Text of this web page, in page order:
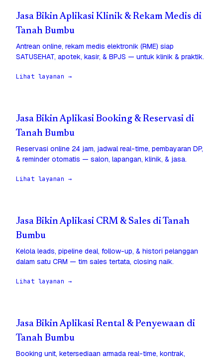
Jasa Bikin Aplikasi Klinik & Rekam Medis di
Tanah Bumbu
Antrean online, rekam medis elektronik (RME) siap
SATUSEHAT, apotek, kasir, & BPJS — untuk klinik & praktik.
Lihat layanan →
Jasa Bikin Aplikasi Booking & Reservasi di
Tanah Bumbu
Reservasi online 24 jam, jadwal real-time, pembayaran DP,
& reminder otomatis — salon, lapangan, klinik, & jasa.
Lihat layanan →
Jasa Bikin Aplikasi CRM & Sales di Tanah
Bumbu
Kelola leads, pipeline deal, follow-up, & histori pelanggan
dalam satu CRM — tim sales tertata, closing naik.
Lihat layanan →
Jasa Bikin Aplikasi Rental & Penyewaan di
Tanah Bumbu
Booking unit, ketersediaan armada real-time, kontrak,